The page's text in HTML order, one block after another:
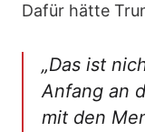
Dafür hätte
„Das ist
Anfang an
mit den